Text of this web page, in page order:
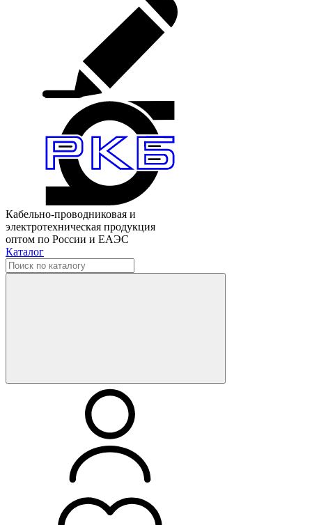
Кабельно-проводниковая и
электротехническая продукция
оптом по России и ЕАЭС
Каталог